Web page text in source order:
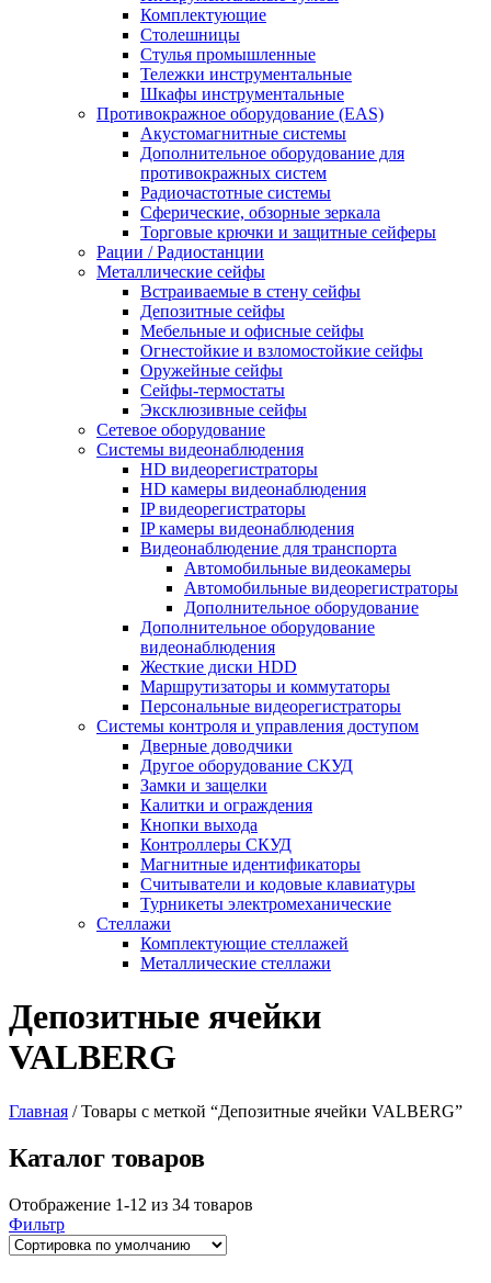
Комплектующие
Столешницы
Стулья промышленные
Тележки инструментальные
Шкафы инструментальные
Противокражное оборудование (EAS)
Акустомагнитные системы
Дополнительное оборудование для
противокражных систем
Радиочастотные системы
Сферические, обзорные зеркала
Торговые крючки и защитные сейферы
Рации / Радиостанции
Металлические сейфы
Встраиваемые в стену сейфы
Депозитные сейфы
Мебельные и офисные сейфы
Огнестойкие и взломостойкие сейфы
Оружейные сейфы
Сейфы-термостаты
Эксклюзивные сейфы
Сетевое оборудование
Системы видеонаблюдения
HD видеорегистраторы
HD камеры видеонаблюдения
IP видеорегистраторы
IP камеры видеонаблюдения
Видеонаблюдение для транспорта
Автомобильные видеокамеры
Автомобильные видеорегистраторы
Дополнительное оборудование
Дополнительное оборудование
видеонаблюдения
Жесткие диски HDD
Маршрутизаторы и коммутаторы
Персональные видеорегистраторы
Системы контроля и управления доступом
Дверные доводчики
Другое оборудование СКУД
Замки и защелки
Калитки и ограждения
Кнопки выхода
Контроллеры СКУД
Магнитные идентификаторы
Считыватели и кодовые клавиатуры
Турникеты электромеханические
Стеллажи
Комплектующие стеллажей
Металлические стеллажи
Депозитные ячейки
VALBERG
Главная /Товары с меткой “Депозитные ячейки VALBERG”
Каталог товаров
Отображение 1-12 из 34 товаров
Фильтр